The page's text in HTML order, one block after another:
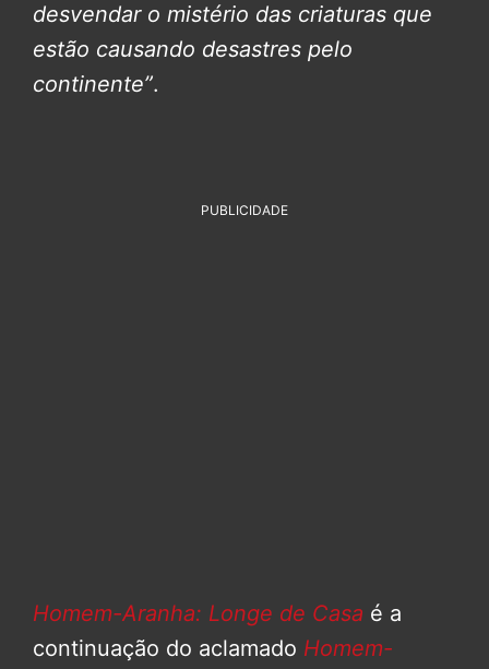
desvendar o mistério das criaturas que
estão causando desastres pelo
continente”.
PUBLICIDADE
Homem-Aranha: Longe de Casa é a
continuação do aclamado Homem-